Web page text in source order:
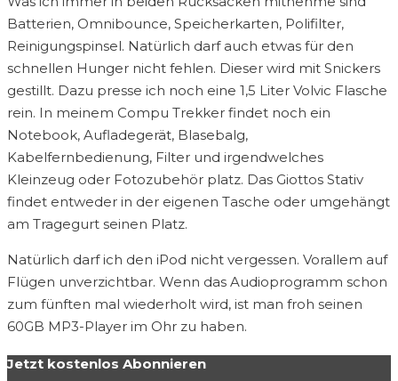
Batterien, Omnibounce, Speicherkarten, Polifilter,
Reinigungspinsel. Natürlich darf auch etwas für den
schnellen Hunger nicht fehlen. Dieser wird mit Snickers
gestillt. Dazu presse ich noch eine 1,5 Liter Volvic Flasche
rein. In meinem Compu Trekker findet noch ein
Notebook, Aufladegerät, Blasebalg,
Kabelfernbedienung, Filter und irgendwelches
Kleinzeug oder Fotozubehör platz. Das Giottos Stativ
findet entweder in der eigenen Tasche oder umgehängt
am Tragegurt seinen Platz.
Natürlich darf ich den iPod nicht vergessen. Vorallem auf
Flügen unverzichtbar. Wenn das Audioprogramm schon
zum fünften mal wiederholt wird, ist man froh seinen
60GB MP3-Player im Ohr zu haben.
Jetzt kostenlos Abonnieren